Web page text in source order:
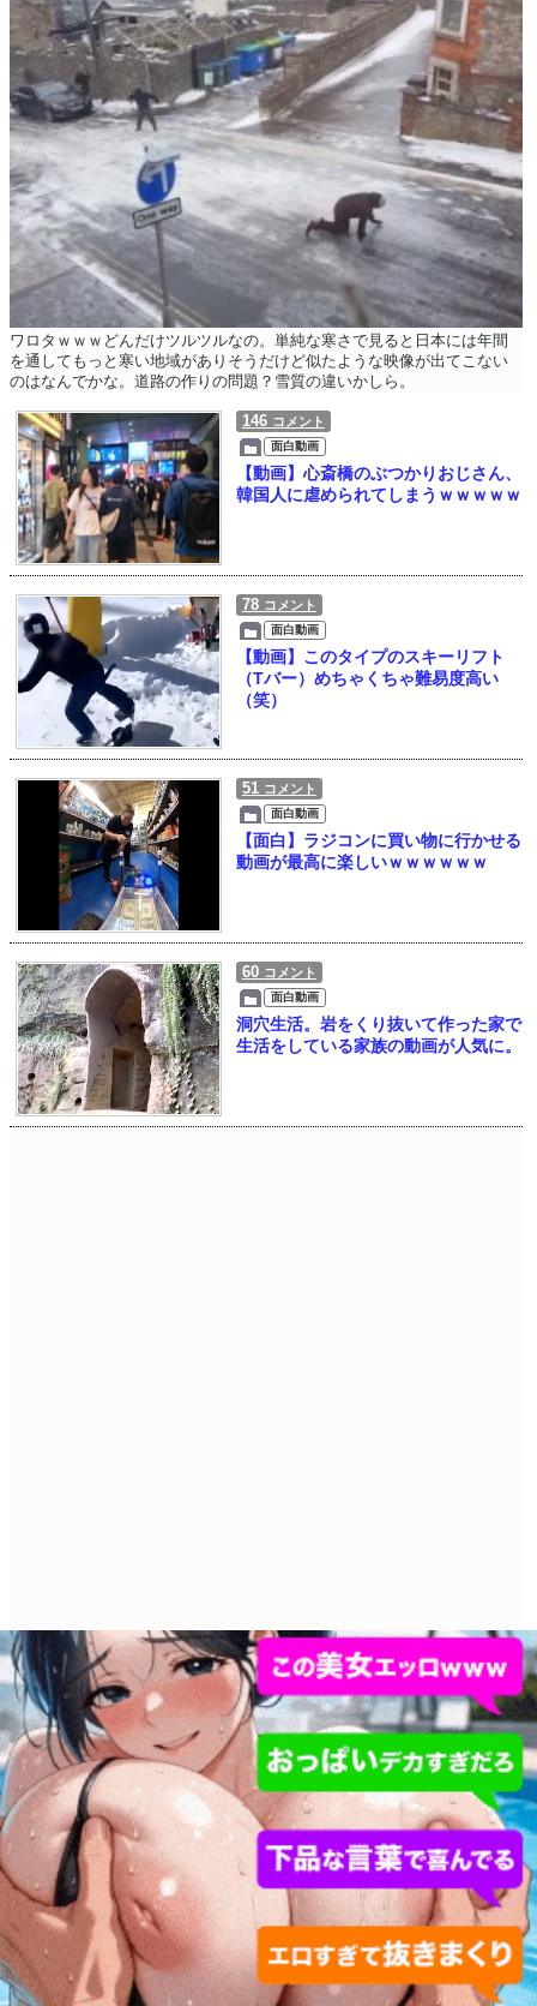
ワロタｗｗｗどんだけツルツルなの。単純な寒さで見ると日本には年間
を通してもっと寒い地域がありそうだけど似たような映像が出てこない
のはなんでかな。道路の作りの問題？雪質の違いかしら。
146 コメント
面白動画
【動画】心斎橋のぶつかりおじさん、
韓国人に虐められてしまうｗｗｗｗｗ
78 コメント
面白動画
【動画】このタイプのスキーリフト
（Tバー）めちゃくちゃ難易度高い
（笑）
51 コメント
面白動画
【面白】ラジコンに買い物に行かせる
動画が最高に楽しいｗｗｗｗｗｗ
60 コメント
面白動画
洞穴生活。岩をくり抜いて作った家で
生活をしている家族の動画が人気に。